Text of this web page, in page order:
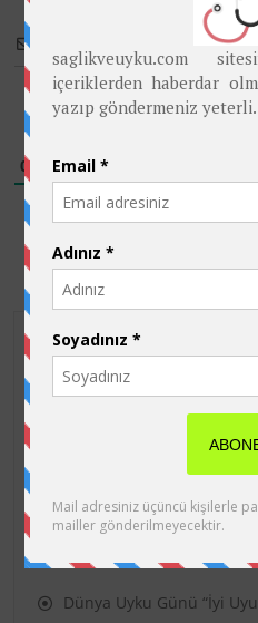
Please login
0 YORUM
Site İçinde Ara
Dünya Uyku Günü “İyi